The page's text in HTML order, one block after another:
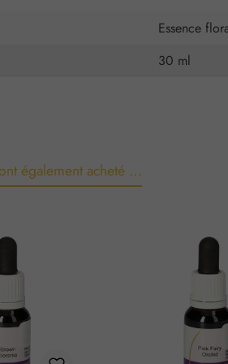
Essence
30 ml
également acheté …